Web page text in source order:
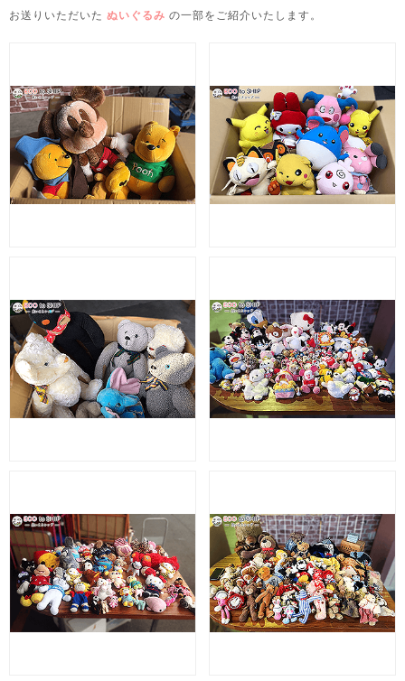
お送りいただいた ぬいぐるみ の一部をご紹介いたします。